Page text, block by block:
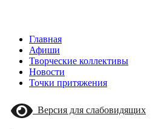
Главная
Афиши
Творческие коллективы
Новости
Точки притяжения
Версия для слабовидящих